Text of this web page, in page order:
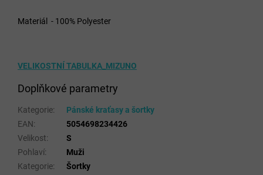
Materiál - 100% Polyester
VELIKOSTNÍ TABULKA_MIZUNO
Doplňkové parametry
Kategorie:
Pánské kraťasy a šortky
EAN:
5054698234426
Velikost:
S
Pohlaví:
Muži
Kategorie:
Šortky